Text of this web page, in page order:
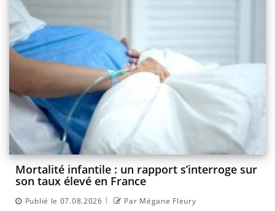
Mortalité infantile : un rapport s’interroge sur
son taux élevé en France
Publié le 07.08.2026 | Par Mégane Fleury